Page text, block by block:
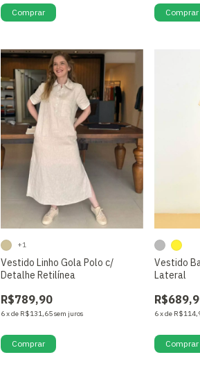
Comprar Comprar
Vestido Linho Gola Polo c/
Detalhe Retilínea
R$789,90
6xde R$131,65sem juros
+1
Comprar
Vestido
Lateral
6xde
Comprar